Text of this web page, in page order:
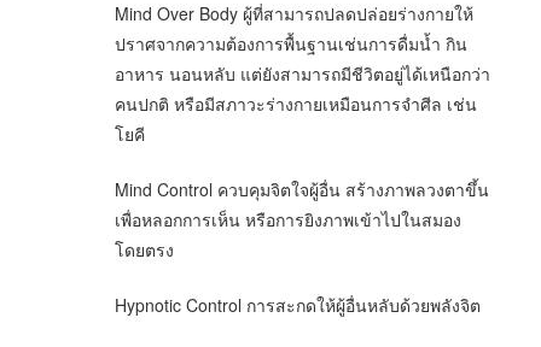
Mind Over Body ผู้ที่สามารถปลดปล่อยร่างกายให้
ปราศจากความต้องการพื้นฐานเช่นการดื่มน้ำ กิน
อาหาร นอนหลับ แต่ยังสามารถมีชีวิตอยู่ได้เหนือกว่า
คนปกติ หรือมีสภาวะร่างกายเหมือนการจำศีล เช่น
โยคี
Mind Control ควบคุมจิตใจผู้อื่น สร้างภาพลวงตาขึ้น
เพื่อหลอกการเห็น หรือการยิงภาพเข้าไปในสมอง
โดยตรง
Hypnotic Control การสะกดให้ผู้อื่นหลับด้วยพลังจิต